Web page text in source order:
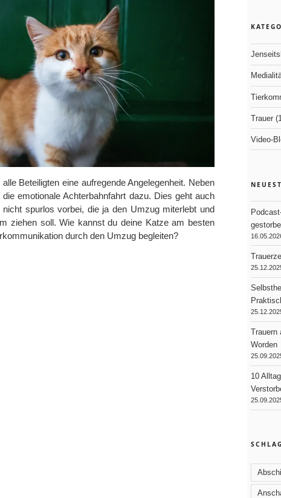
Beteiligten eine aufregende Angelegenheit. Neben
emotionale Achterbahnfahrt dazu. Dies geht auch
spurlos vorbei, die ja den Umzug miterlebt und
ziehen soll. Wie kannst du deine Katze am besten
durch den Umzug begleiten?
Trauer
Video-
Trauern
Worden
10